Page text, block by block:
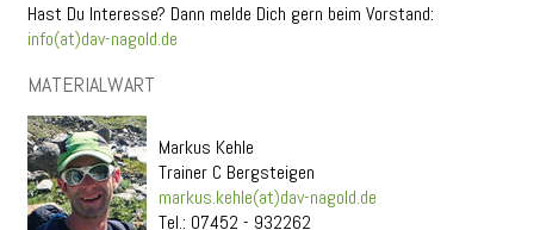
Hast Du Interesse? Dann melde Dich gern beim Vorstand:
info(at)dav-nagold.de
MATERIALWART
Markus Kehle
Trainer C Bergsteigen
markus.kehle(at)dav-nagold.de
Tel.: 07452 - 932262